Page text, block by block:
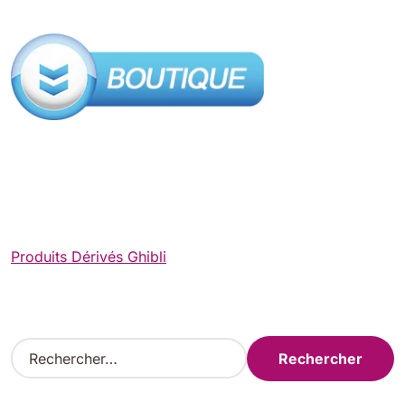
Produits Dérivés Ghibli
R
e